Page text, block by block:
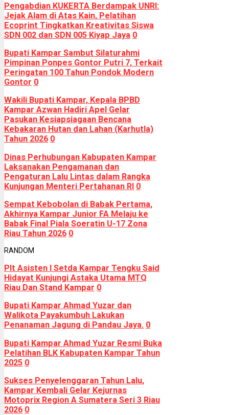
Pengabdian KUKERTA Berdampak UNRI:
Jejak Alam di Atas Kain, Pelatihan
Ecoprint Tingkatkan Kreativitas Siswa
SDN 002 dan SDN 005 Kiyap Jaya 0
Bupati Kampar Sambut Silaturahmi
Pimpinan Ponpes Gontor Putri 7, Terkait
Peringatan 100 Tahun Pondok Modern
Gontor 0
Wakili Bupati Kampar, Kepala BPBD
Kampar Azwan Hadiri Apel Gelar
Pasukan Kesiapsiagaan Bencana
Kebakaran Hutan dan Lahan (Karhutla)
Tahun 2026 0
Dinas Perhubungan Kabupaten Kampar
Laksanakan Pengamanan dan
Pengaturan Lalu Lintas dalam Rangka
Kunjungan Menteri Pertahanan RI 0
Sempat Kebobolan di Babak Pertama,
Akhirnya Kampar Junior FA Melaju ke
Babak Final Piala Soeratin U-17 Zona
Riau Tahun 2026 0
RANDOM
Plt Asisten I Setda Kampar Tengku Said
Hidayat Kunjungi Astaka Utama MTQ
Riau Dan Stand Kampar 0
Bupati Kampar Ahmad Yuzar dan
Walikota Payakumbuh Lakukan
Penanaman Jagung di Pandau Jaya. 0
Bupati Kampar Ahmad Yuzar Resmi Buka
Pelatihan BLK Kabupaten Kampar Tahun
2025 0
Sukses Penyelenggaran Tahun Lalu,
Kampar Kembali Gelar Kejurnas
Motoprix Region A Sumatera Seri 3 Riau
2026 0